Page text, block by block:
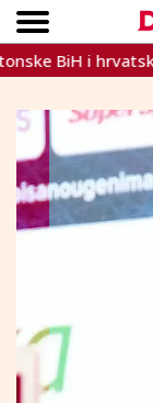
i hrvatskom